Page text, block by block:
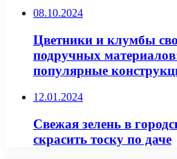
08.10.2024
Цветники и клумбы
подручных
популярные
12.01.2024
Свежая зелень в
скрасить тоску по даче